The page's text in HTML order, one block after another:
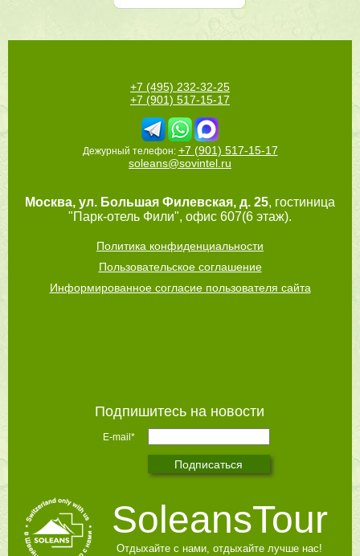
+7 (495) 232-32-25
+7 (901) 517-15-17
Дежурный телефон: +7 (901) 517-15-17
soleans@sovintel.ru
Москва, ул. Большая Филевская, д. 25, гостиница
"Парк-отель Фили", офис 607(6 этаж).
Политика конфиденциальности
Пользовательское соглашение
Информированное согласие пользователя сайта
Подпишитесь на новости
E-mail*
SoleansTour
Отдыхайте с нами, отдыхайте лучше нас!